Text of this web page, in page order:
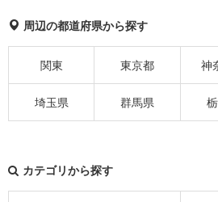
周辺の都道府県から探す
関東 東京都 神
埼玉県 群馬県
カテゴリから探す